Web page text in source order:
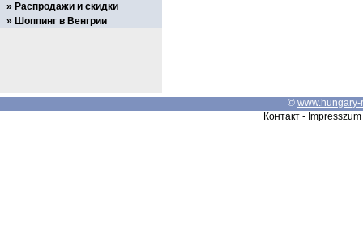
Распродажи и скидки
Шоппинг в Венгрии
© www.hungary-
Контакт - Impresszum